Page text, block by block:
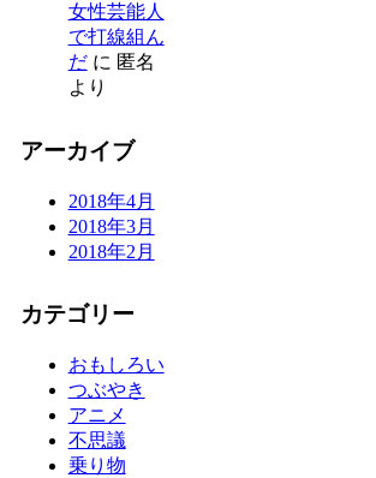
女性芸能人
で打線組ん
だに 匿名
より
アーカイブ
2018年4月
2018年3月
2018年2月
カテゴリー
おもしろい
つぶやき
アニメ
不思議
乗り物